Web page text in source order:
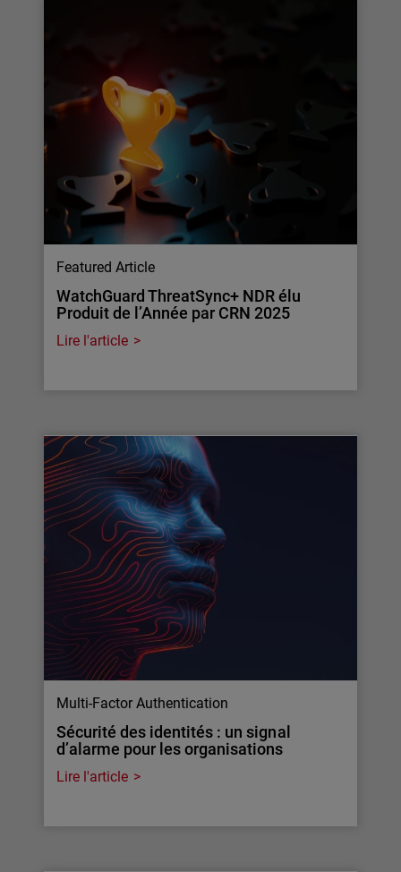
Featured Article
WatchGuard ThreatSync+ NDR élu
Produit de l’Année par CRN 2025
Lire l'article
Multi-Factor Authentication
Sécurité des identités : un signal
d’alarme pour les organisations
Lire l'article